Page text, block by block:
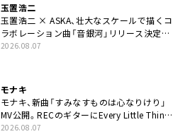
玉置浩二
玉置浩二 × ASKA、壮大なスケールで描くコ
ラボレーション曲「音銀河」リリース決定。
カップリングには新曲「命の宿り」収録も
2026.08.07
モナキ
モナキ、新曲「すみなすものは心なりけり」
MV公開。RECのギターにEvery Little Thing・
伊藤一朗参加も
2026.08.07